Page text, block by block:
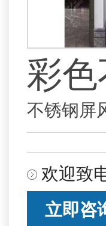
彩
不锈钢屏
欢迎致
立即咨